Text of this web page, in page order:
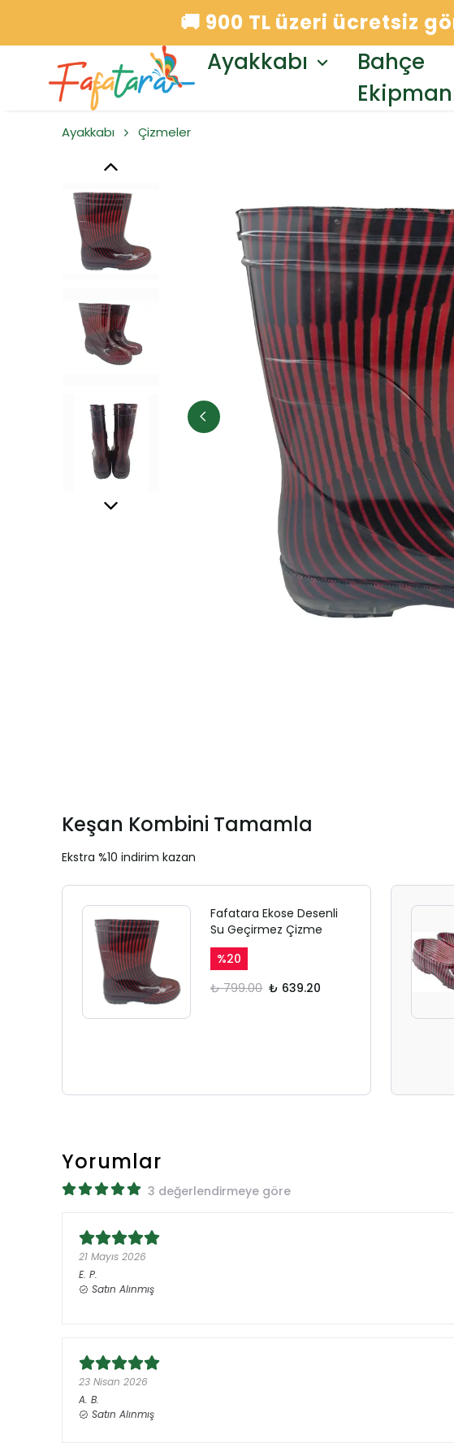
🚚 900 TL üzeri ücretsiz
Ayakkabı
Bahçe
Ayakkabı Çizmeler
Keşan Kombini Tamamla
Ekstra %10 indirim kazan
Fafatara Ekose Desenli
Su Geçirmez Çizme
%20
₺ 799.00 ₺ 639.20
Yorumlar
3 değerlendirmeye göre
21 Mayıs 2026
E. P.
Satın Alınmış
23 Nisan 2026
A. B.
Satın Alınmış